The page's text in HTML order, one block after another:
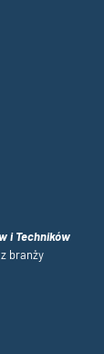
i Techników
branży